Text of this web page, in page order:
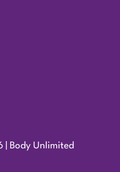
| Body Unlimited